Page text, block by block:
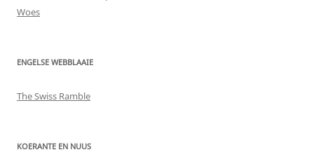
Woes
ENGELSE WEBBLAAIE
The Swiss Ramble
KOERANTE EN NUUS